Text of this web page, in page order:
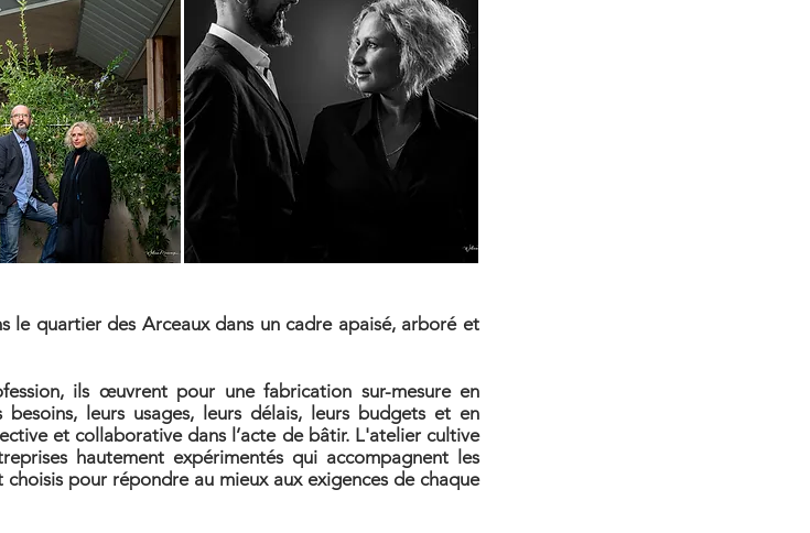
le quartier des Arceaux dans un cadre apaisé, arboré et
ils œuvrent pour une fabrication sur-mesure en
leurs usages, leurs délais, leurs budgets et en
et collaborative dans l’acte de bâtir. L'atelier cultive
hautement expérimentés qui accompagnent les
pour répondre au mieux aux exigences de chaque